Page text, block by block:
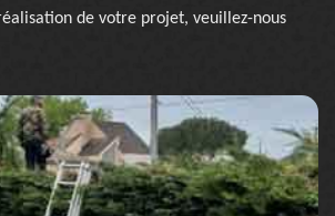
de votre projet, veuillez-nous